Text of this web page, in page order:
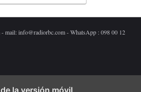
mail: info@radiorbc.com - WhatsApp : 098 00 12
la versión móvil